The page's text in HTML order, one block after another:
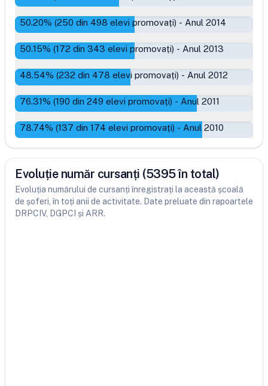
50.20% (250 din 498 elevi promovați) - Anul 2014
50.15% (172 din 343 elevi promovați) - Anul 2013
48.54% (232 din 478 elevi promovați) - Anul 2012
76.31% (190 din 249 elevi promovați) - Anul 2011
78.74% (137 din 174 elevi promovați) - Anul 2010
Evoluție număr cursanți (5395 în total)
Evoluția numărului de cursanți înregistrați la această școală
de șoferi, în toți anii de activitate. Date preluate din rapoartele
DRPCIV, DGPCI și ARR.